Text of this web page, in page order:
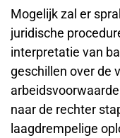
Mogelijk zal er
juridische
interpretatie van
geschillen over de
naar de rechter
laagdrempelige